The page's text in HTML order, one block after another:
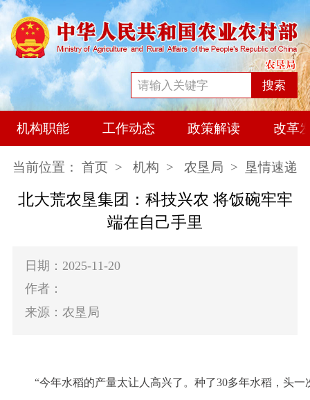
搜索
机构职能 工作动态 政策解读 改革
当前位置： 首页 > 机构 > 农垦局 > 垦情速递
北大荒农垦集团：科技兴农 将饭碗牢牢
端在自己手里
日期：2025-11-20
作者：
来源：农垦局
“今年水稻的产量太让人高兴了。种了30多年水稻，头